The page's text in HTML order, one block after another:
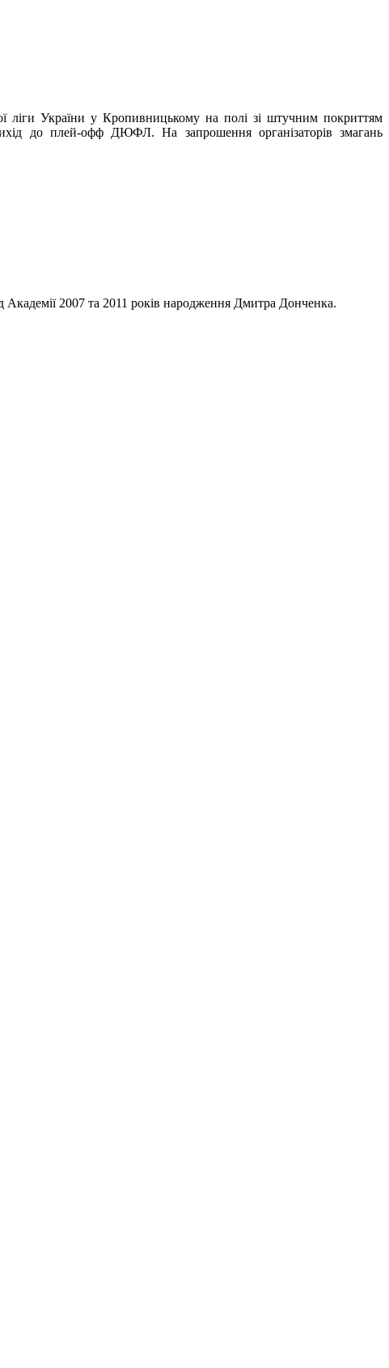
ліги України у Кропивницькому на полі зі штучним покриттям
до плей-офф ДЮФЛ. На запрошення організаторів змагань
2007 та 2011 років народження Дмитра Донченка.